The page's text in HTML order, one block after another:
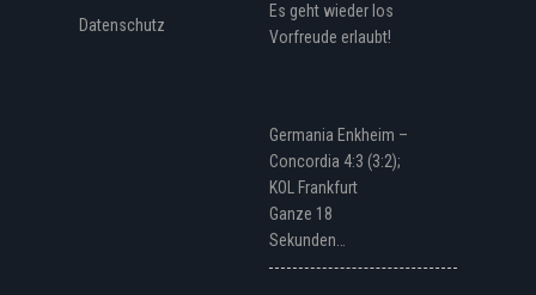
Datenschutz
Es geht wieder los
Vorfreude erlaubt!
Germania Enkheim –
Concordia 4:3 (3:2);
KOL Frankfurt
Ganze 18
Sekunden…